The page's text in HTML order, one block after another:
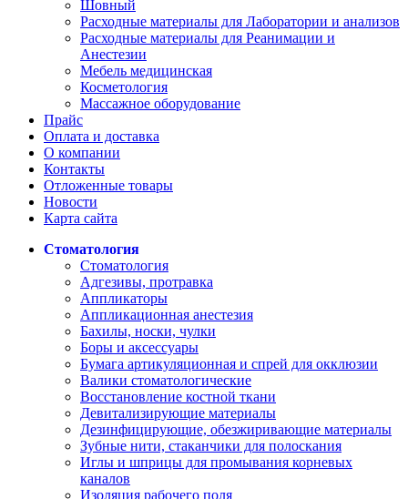
Шовный
Расходные материалы для Лаборатории и анализов
Расходные материалы для Реанимации и
Анестезии
Мебель медицинская
Косметология
Массажное оборудование
Прайс
Оплата и доставка
О компании
Контакты
Отложенные товары
Новости
Карта сайта
Стоматология
Стоматология
Адгезивы, протравка
Аппликаторы
Аппликационная анестезия
Бахилы, носки, чулки
Боры и аксессуары
Бумага артикуляционная и спрей для окклюзии
Валики стоматологические
Восстановление костной ткани
Девитализирующие материалы
Дезинфицирующие, обезжиривающие материалы
Зубные нити, стаканчики для полоскания
Иглы и шприцы для промывания корневых
каналов
Изоляция рабочего поля